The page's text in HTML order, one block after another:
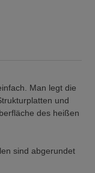
Man legt die
und
des heißen
sind abgerundet